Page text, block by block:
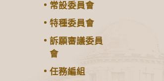
常設委員會
特種委員會
訴願審議委員
會
任務編組